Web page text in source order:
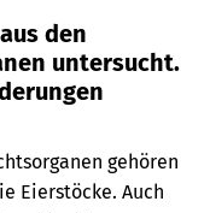
den
untersucht.
gehören
Eierstöcke. Auch